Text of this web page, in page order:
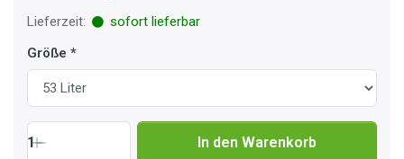
Lieferzeit:
sofort lieferbar
Größe
1 In den Warenkorb